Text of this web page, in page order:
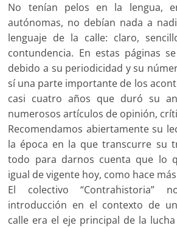
No tenían pelos en la lengua,
autónomas, no debían nada a
lenguaje de la calle: claro,
contundencia. En estas páginas
debido a su periodicidad y su
sí una parte importante de los
casi cuatro años que duró su
numerosos artículos de opinión,
Recomendamos abiertamente su
la época en la que transcurre su
todo para darnos cuenta que lo
igual de vigente hoy, como hace
El colectivo
introducción en el contexto de
calle era el eje principal de la